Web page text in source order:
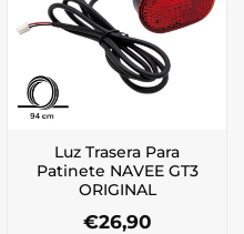
Luz Trasera Para
Patinete NAVEE GT3
ORIGINAL
€26,90